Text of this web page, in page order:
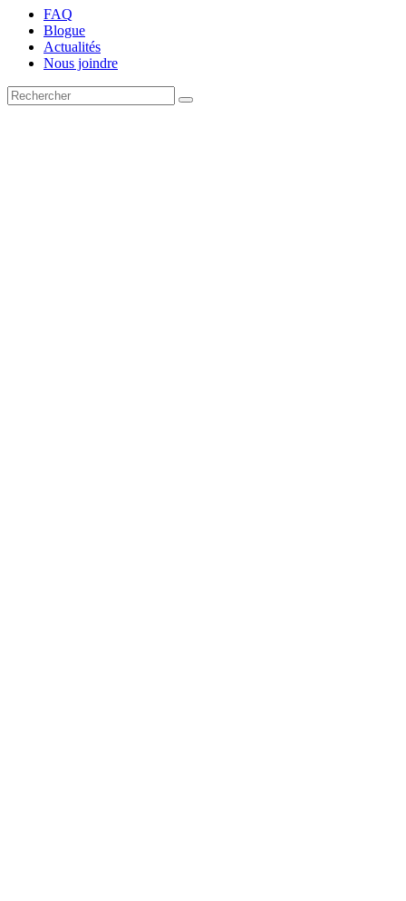
FAQ
Blogue
Actualités
Nous joindre